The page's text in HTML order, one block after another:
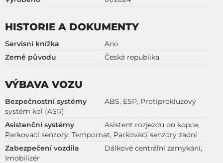
HISTORIE A DOKUMENTY
Servisní knížka
Ano
Země původu
Česká republika
VÝBAVA VOZU
Bezpečnostní systémy
ABS, ESP, Protiprokluzový
systém kol (ASR)
Asistenční systémy
Asistent rozjezdu do kopce,
Parkovací senzory, Tempomat, Parkovací senzory zadní
Zabezpečení vozdila
Dálkové centrální zamykání,
Imobilizér